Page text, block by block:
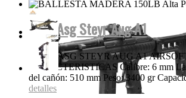
Rifle Asg Steyr Aug A1
RIFLE ASG STEYR AUG A1
CARACTERISTICAS Calibre: 6 mm
del cañón: 510 mm Peso: 3400 gr
detalles